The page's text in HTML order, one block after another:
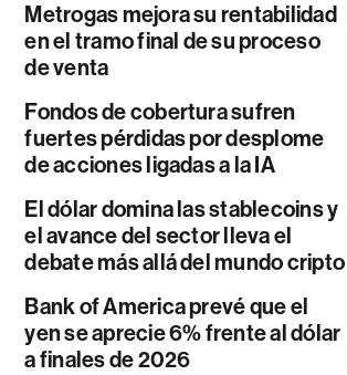
Metrogas mejora su rentabilidad
en el tramo final de su proceso
de venta
Fondos de cobertura sufren
fuertes pérdidas por desplome
de acciones ligadas a la IA
El dólar domina las stablecoins y
el avance del sector lleva el
debate más allá del mundo cripto
Bank of America prevé que el
yen se aprecie 6% frente al dólar
a finales de 2026